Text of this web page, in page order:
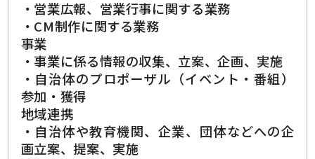
・営業広報、営業行事に関する業務
・CM制作に関する業務
事業
・事業に係る情報の収集、立案、企画、実施
・自治体のプロポーザル（イベント・番組）
参加・獲得
地域連携
・自治体や教育機関、企業、団体などへの企
画立案、提案、実施